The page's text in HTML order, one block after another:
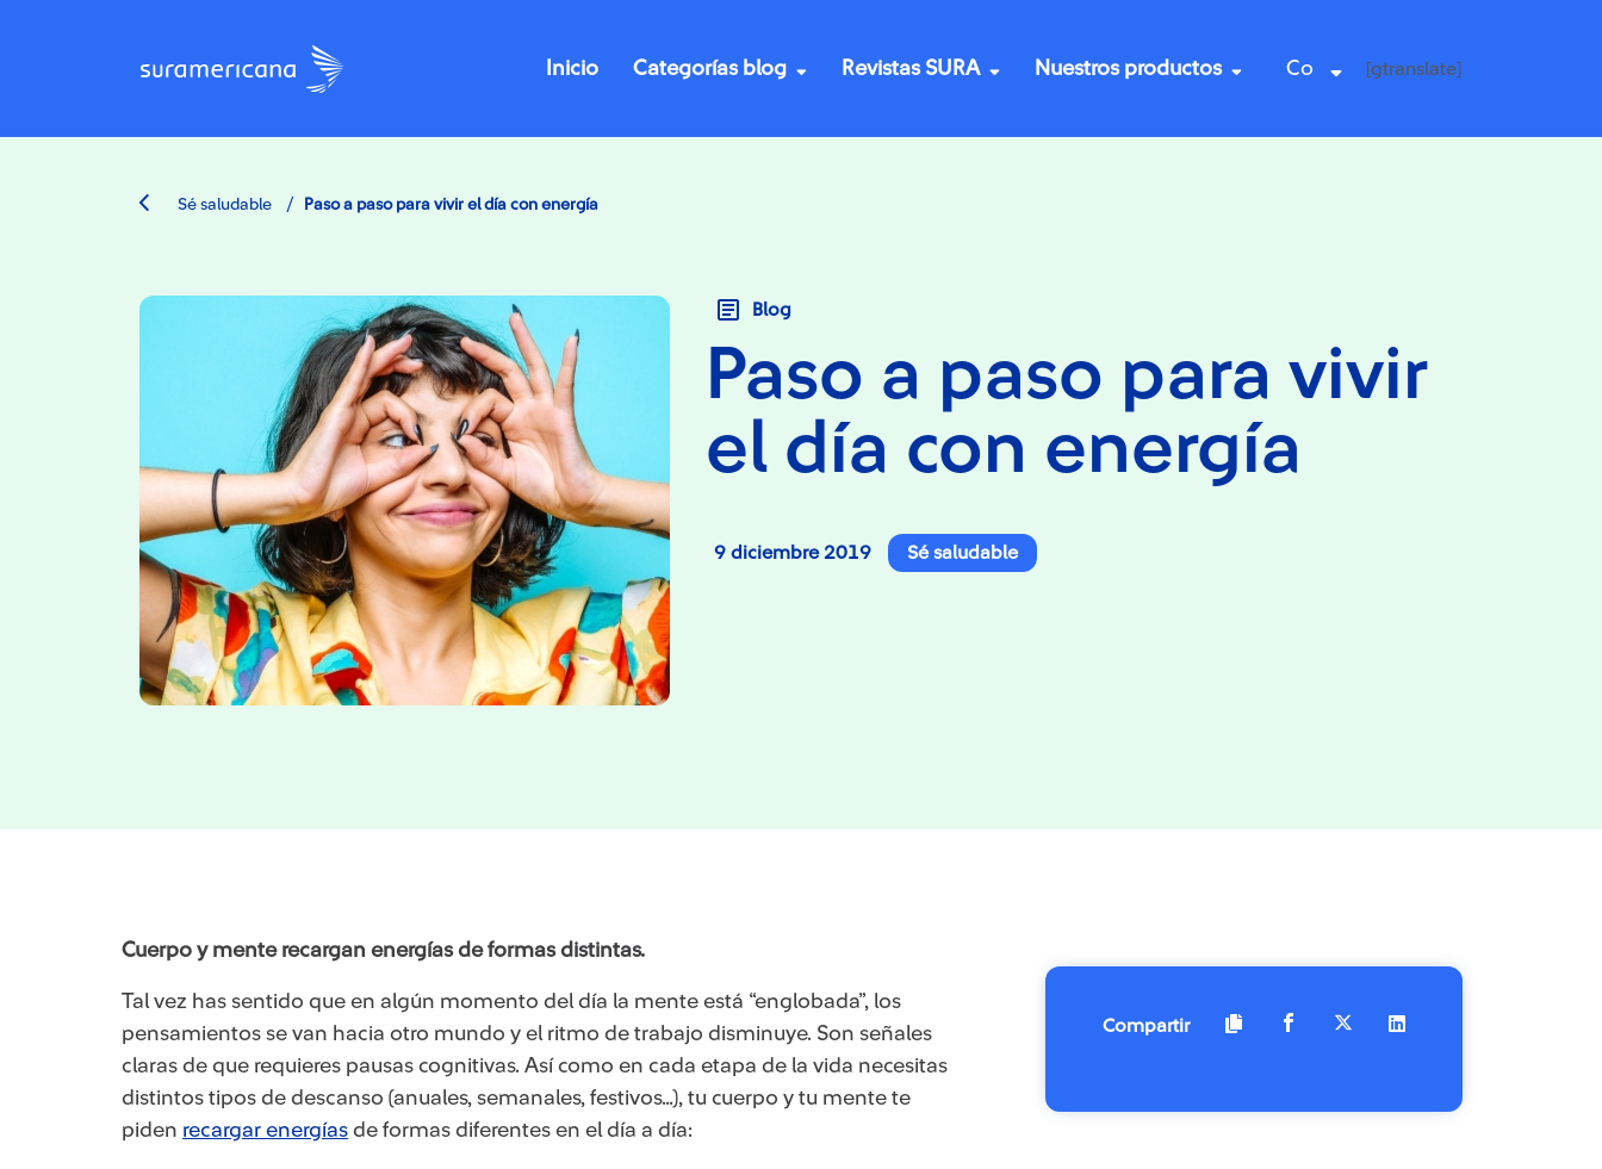
Inicio Categorías blog Revistas SURA Nuestros productos Co [gtranslate]
Sé saludable / Paso a paso para vivir el día con energía
Blog
Paso a paso para vivir
el día con energía
9 diciembre 2019 Sé saludable
Cuerpo y mente recargan energías de formas distintas.
​​​Tal vez has sentido que en algún momento del día la mente está “englobada”, los
pensamientos se van hacia otro mundo y el ritmo de trabajo disminuye. Son señales
claras de que requieres pausas cognitivas. Así como en cada etapa de la vida necesitas
distintos tipos de descanso (anuales, semanales, festivos…), tu cuerpo y tu mente te
piden recargar energías de formas diferentes en el día a día:
Compartir